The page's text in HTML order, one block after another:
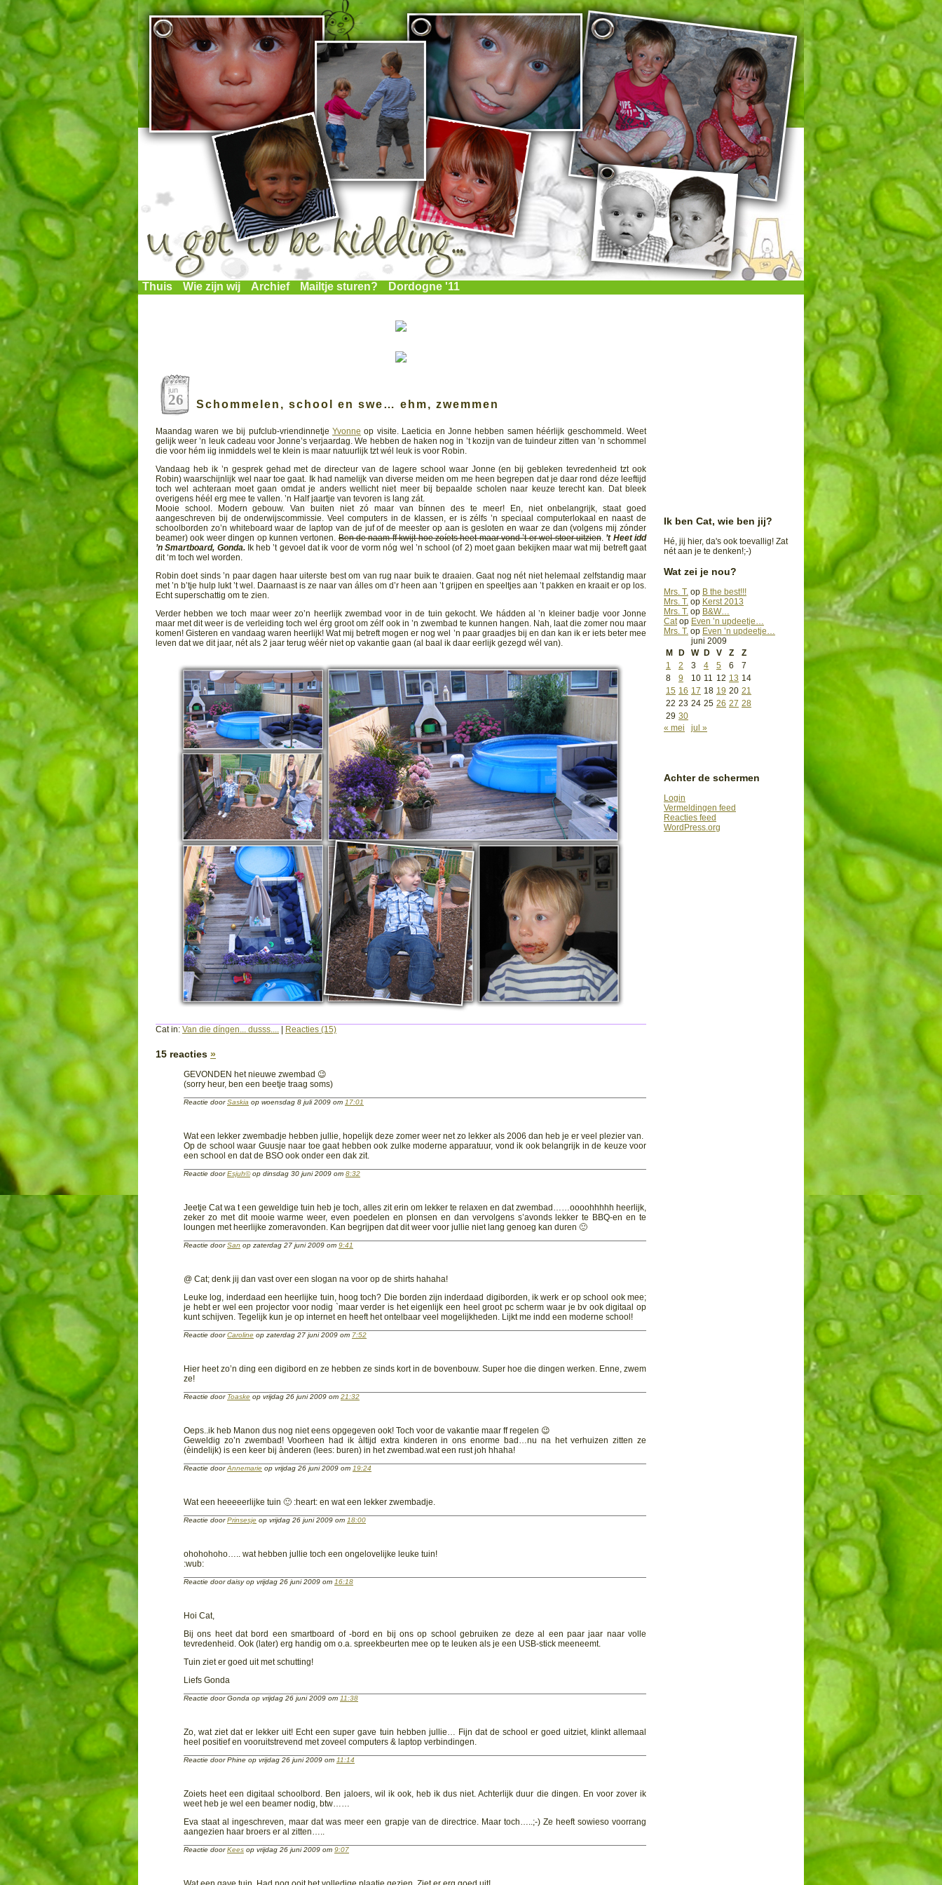
Thuis Wie zijn wij Archief Mailtje sturen? Dordogne '11
jun
26 Schommelen, school en swe… ehm, zwemmen
Maandag waren we bij pufclub-vriendinnetje Yvonne op visite. Laeticia en Jonne hebben samen héérlijk geschommeld. Weet
gelijk weer ’n leuk cadeau voor Jonne’s verjaardag. We hebben de haken nog in ’t kozijn van de tuindeur zitten van ’n schommel
die voor hém iig inmiddels wel te klein is maar natuurlijk tzt wél leuk is voor Robin.
Vandaag heb ik ’n gesprek gehad met de directeur van de lagere school waar Jonne (en bij gebleken tevredenheid tzt ook
Robin) waarschijnlijk wel naar toe gaat. Ik had namelijk van diverse meiden om me heen begrepen dat je daar rond déze leeftijd
toch wel achteraan moet gaan omdat je anders wellicht niet meer bij bepaalde scholen naar keuze terecht kan. Dat bleek
overigens héél erg mee te vallen. ’n Half jaartje van tevoren is lang zát.
Mooie school. Modern gebouw. Van buiten niet zó maar van bínnen des te meer! En, niet onbelangrijk, staat goed
aangeschreven bij de onderwijscommissie. Veel computers in de klassen, er is zélfs ’n speciaal computerlokaal en naast de
schoolborden zo’n whiteboard waar de laptop van de juf of de meester op aan is gesloten en waar ze dan (volgens mij zónder
beamer) ook weer dingen op kunnen vertonen.Ben de naam ff kwijt hoe zoíets heet maar vond ’t er wel stoer uitzien. ’t Heet idd
’n Smartboard, Gonda.Ik heb ’t gevoel dat ik voor de vorm nóg wel ’n school (of 2) moet gaan bekijken maar wat mij betreft gaat
dit ‘m toch wel worden.
Robin doet sinds ’n paar dagen haar uiterste best om van rug naar buik te draaien. Gaat nog nét niet helemaal zelfstandig maar
met ’n b’tje hulp lukt ’t wel. Daarnaast is ze naar van álles om d’r heen aan ’t grijpen en speeltjes aan ’t pakken en kraait er op los.
Echt superschattig om te zien.
Verder hebben we toch maar weer zo’n heerlijk zwembad voor in de tuin gekocht. We hádden al ’n kleiner badje voor Jonne
maar met dit weer is de verleiding toch wel érg groot om zélf ook in ’n zwembad te kunnen hangen. Nah, laat die zomer nou maar
komen! Gisteren en vandaag waren heerlijk! Wat mij betreft mogen er nog wel ’n paar graadjes bij en dan kan ik er iets beter mee
leven dat we dit jaar, nét als 2 jaar terug wéér niet op vakantie gaan (al baal ik daar eerlijk gezegd wél van).
Cat in: Van die díngen... dusss.... Reacties (15)
15 reacties »
GEVONDEN het nieuwe zwembad 😉
(sorry heur, ben een beetje traag soms)
Reactie doorSaskia op woensdag 8 juli 2009 om 17:01
Wat een lekker zwembadje hebben jullie, hopelijk deze zomer weer net zo lekker als 2006 dan heb je er veel plezier van.
Op de school waar Guusje naar toe gaat hebben ook zulke moderne apparatuur, vond ik ook belangrijk in de keuze voor
een school en dat de BSO ook onder een dak zit.
Reactie doorEsjuh©op dinsdag 30 juni 2009 om 8:32
Jeetje Cat wa t een geweldige tuin heb je toch, alles zit erin om lekker te relaxen en dat zwembad……oooohhhhh heerlijk,
zeker zo met dit mooie warme weer, even poedelen en plonsen en dan vervolgens s’avonds lekker te BBQ-en en te
loungen met heerlijke zomeravonden. Kan begrijpen dat dit weer voor jullie niet lang genoeg kan duren 🙂
Reactie doorSan op zaterdag 27 juni 2009 om 9:41
@ Cat; denk jij dan vast over een slogan na voor op de shirts hahaha!
Leuke log, inderdaad een heerlijke tuin, hoog toch? Die borden zijn inderdaad digiborden, ik werk er op school ook mee;
je hebt er wel een projector voor nodig `maar verder is het eigenlijk een heel groot pc scherm waar je bv ook digitaal op
kunt schijven. Tegelijk kun je op internet en heeft het ontelbaar veel mogelijkheden. Lijkt me indd een moderne school!
Reactie doorCaroline op zaterdag 27 juni 2009 om 7:52
Hier heet zo’n ding een digibord en ze hebben ze sinds kort in de bovenbouw. Super hoe die dingen werken. Enne, zwem
ze!
Reactie door Toaske op vrijdag 26 juni 2009 om 21:32
Oeps..ik heb Manon dus nog niet eens opgegeven ook! Toch voor de vakantie maar ff regelen 😉
Geweldig zo’n zwembad! Voorheen had ik àltijd extra kinderen in ons enorme bad…nu na het verhuizen zitten ze
(èindelijk) is een keer bij ànderen (lees: buren) in het zwembad.wat een rust joh hhaha!
Reactie doorAnnemarie op vrijdag 26 juni 2009 om 19:24
Wat een heeeeerlijke tuin 🙂 :heart: en wat een lekker zwembadje.
Reactie doorPrinsesje op vrijdag 26 juni 2009 om 18:00
ohohohoho….. wat hebben jullie toch een ongelovelijke leuke tuin!
:wub:
Reactie door daisy op vrijdag 26 juni 2009 om 16:18
Hoi Cat,
Bij ons heet dat bord een smartboard of -bord en bij ons op school gebruiken ze deze al een paar jaar naar volle
tevredenheid. Ook (later) erg handig om o.a. spreekbeurten mee op te leuken als je een USB-stick meeneemt.
Tuin ziet er goed uit met schutting!
Liefs Gonda
Reactie door Gonda op vrijdag 26 juni 2009 om 11:38
Zo, wat ziet dat er lekker uit! Echt een super gave tuin hebben jullie… Fijn dat de school er goed uitziet, klinkt allemaal
heel positief en vooruitstrevend met zoveel computers & laptop verbindingen.
Reactie door Phine op vrijdag 26 juni 2009 om 11:14
Zoiets heet een digitaal schoolbord. Ben jaloers, wil ik ook, heb ik dus niet. Achterlijk duur die dingen. En voor zover ik
weet heb je wel een beamer nodig, btw……
Eva staat al ingeschreven, maar dat was meer een grapje van de directrice. Maar toch…..;-) Ze heeft sowieso voorrang
aangezien haar broers er al zitten…..
Reactie doorKees op vrijdag 26 juni 2009 om 9:07
Ik ben Cat, wie ben jij?
Hé, jij hier, da's ook toevallig! Zat
nét aan je te denken!;-)
Wat zei je nou?
Mrs. T. op B the best!!!
Mrs. T. op Kerst 2013
Mrs. T. op B&W…
Catop Even ’n updeetje…
Mrs. T. op Even ’n updeetje…
juni 2009
M
D W D V Z
Z
1
2 3 4 5 6
7
8
9 10 11 12 13 14
15 16 17 18 19 20 21
22 23 24 25 26 27 28
29 30
« mei
jul »
Achter de schermen
Login
Vermeldingen feed
Reacties feed
WordPress.org